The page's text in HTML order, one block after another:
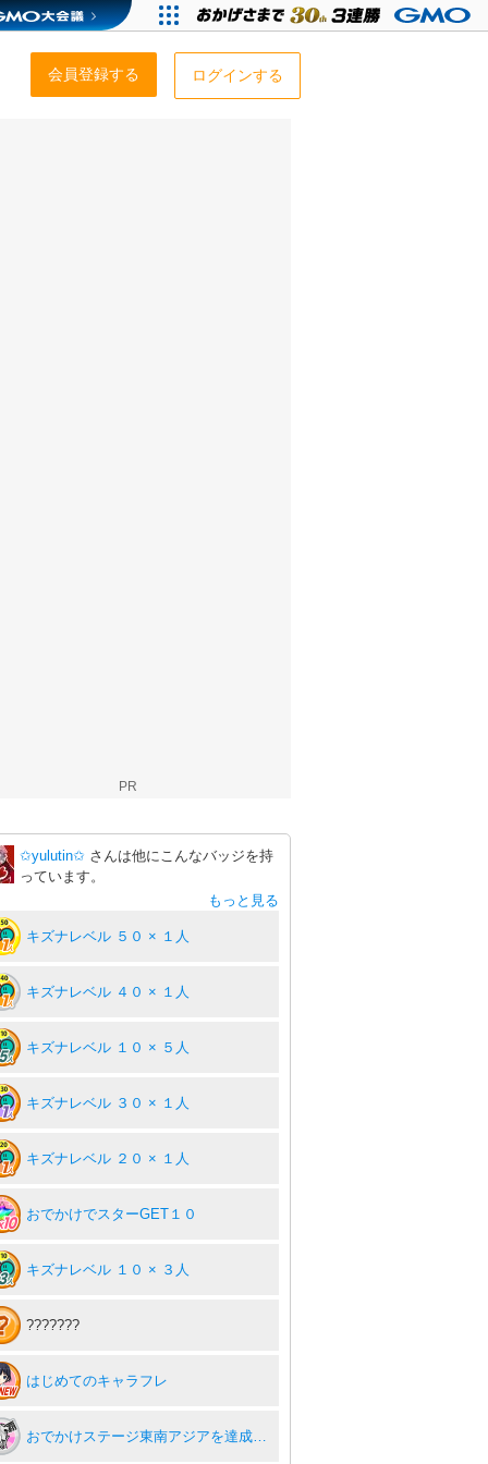
会員登録する ログインする
PR
✩yulutin✩ さんは他にこんなバッジを持
っています。
もっと見る
キズナレベル ５０ × １人
キズナレベル ４０ × １人
キズナレベル １０ × ５人
キズナレベル ３０ × １人
キズナレベル ２０ × １人
おでかけでスターGET１０
キズナレベル １０ × ３人
???????
はじめてのキャラフレ
おでかけステージ東南アジアを達成度１００％